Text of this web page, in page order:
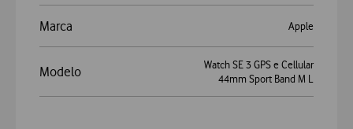
Marca Apple
Modelo
Watch SE 3 GPS e Cellular
44mm Sport Band M L